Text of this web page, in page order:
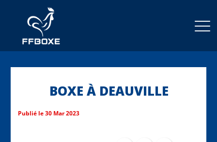
BOXE À DEAUVILLE
Publié le30 Mar 2023